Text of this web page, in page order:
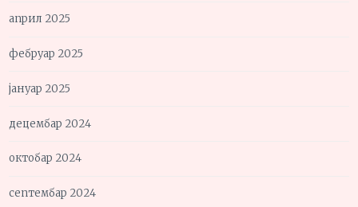
април 2025
фебруар 2025
јануар 2025
децембар 2024
октобар 2024
септембар 2024